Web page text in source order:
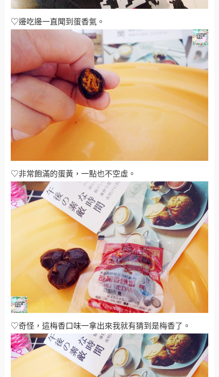
♡邊吃邊一直聞到蛋香氣 。
♡非常飽滿的蛋黃，一點也不空虛 。
♡奇怪，這梅香口味一拿出來我就有猜到是梅香了 。